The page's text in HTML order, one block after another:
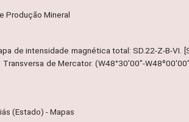
Produção Mineral
de intensidade magnética total: SD.22-Z-B-VI.
de Mercator. (W48°30'00"-
(Estado) - Mapas